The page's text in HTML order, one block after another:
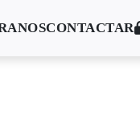
CONTACTAR